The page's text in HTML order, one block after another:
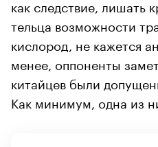
как следствие, лишать
тельца возможности
кислород, не кажется
менее, оппоненты
китайцев были
Как минимум, одна из